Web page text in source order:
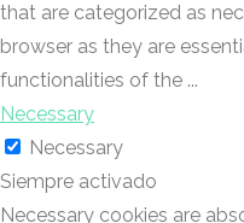
that are categorized as
browser as they are
functionalities of the ...
Necessary
Necessary
Siempre activado
Necessary cookies are